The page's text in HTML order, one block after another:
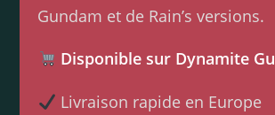
Gundam et de Rain’s versions.
Disponible sur Dynamite
Livraison rapide en Europe